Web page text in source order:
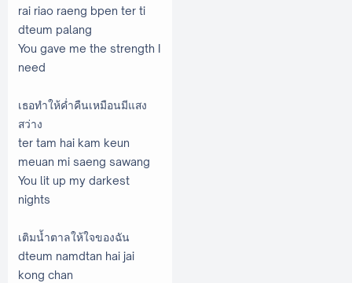
rai riao raeng bpen ter ti
dteum palang
You gave me the strength I
need
เธอทำให้ค่ำคืนเหมือนมีแสง
สว่าง
ter tam hai kam keun
meuan mi saeng sawang
You lit up my darkest
nights
เติมน้ำตาลให้ใจของฉัน
dteum namdtan hai jai
kong chan